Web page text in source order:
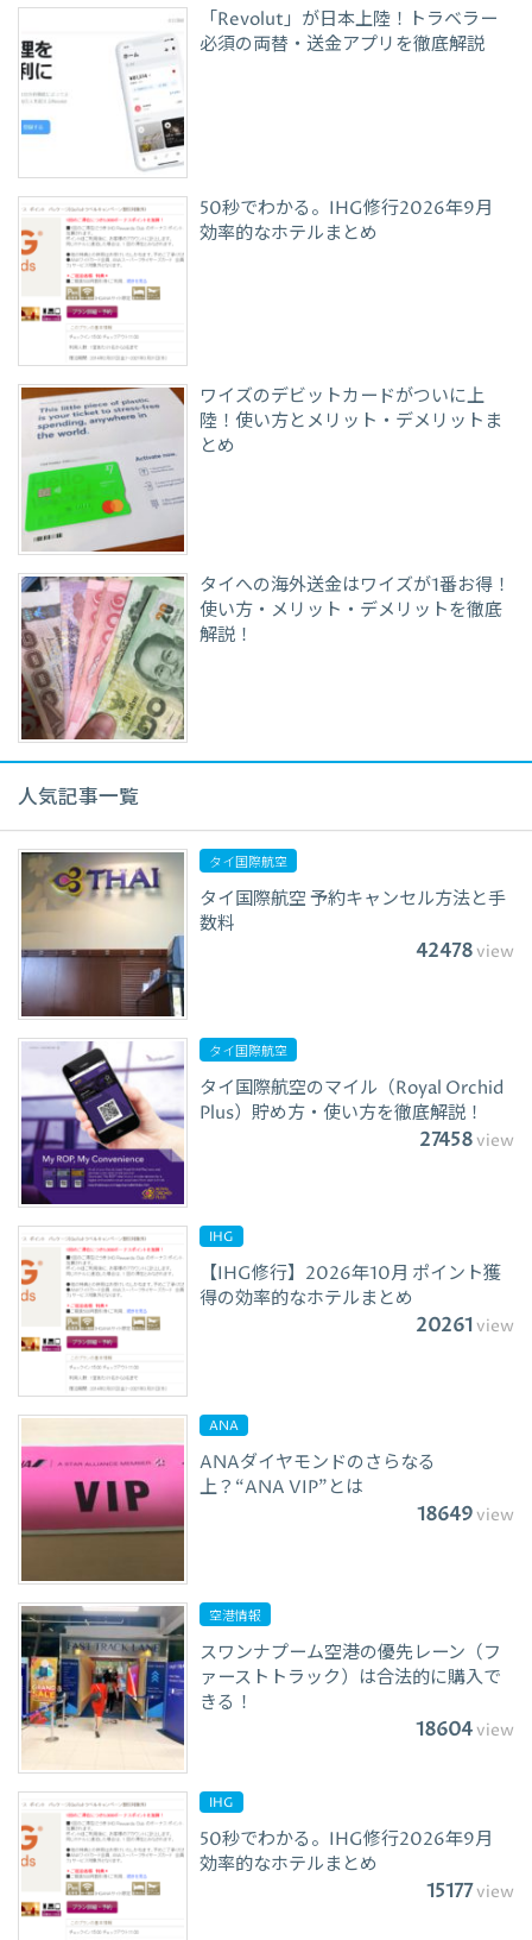
「Revolut」が日本上陸！トラベラー
必須の両替・送金アプリを徹底解説
50秒でわかる。IHG修行2026年9月
効率的なホテルまとめ
ワイズのデビットカードがついに上
陸！使い方とメリット・デメリットま
とめ
タイへの海外送金はワイズが1番お得！
使い方・メリット・デメリットを徹底
解説！
人気記事一覧
タイ国際航空
タイ国際航空 予約キャンセル方法と手
数料
42478view
タイ国際航空
タイ国際航空のマイル（Royal Orchid
Plus）貯め方・使い方を徹底解説！
27458view
IHG
【IHG修行】2026年10月 ポイント獲
得の効率的なホテルまとめ
20261view
ANA
ANAダイヤモンドのさらなる
上？“ANA VIP”とは
18649view
空港情報
スワンナプーム空港の優先レーン（フ
ァーストトラック）は合法的に購入で
きる！
18604view
IHG
50秒でわかる。IHG修行2026年9月
効率的なホテルまとめ
15177view